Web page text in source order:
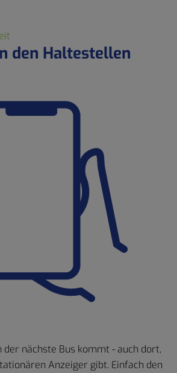
den Haltestellen
der nächste Bus kommt - auch dort,
Anzeiger gibt. Einfach den